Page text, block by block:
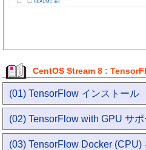
CentOS Stream 8 :
(01) TensorFlow インストール
(02) TensorFlow with GPU サポ
(03) TensorFlow Docker (CPU)